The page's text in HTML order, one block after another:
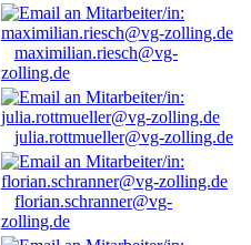
maximilian.riesch@vg-
zolling.de
julia.rottmueller@vg-zolling.de
florian.schranner@vg-
zolling.de